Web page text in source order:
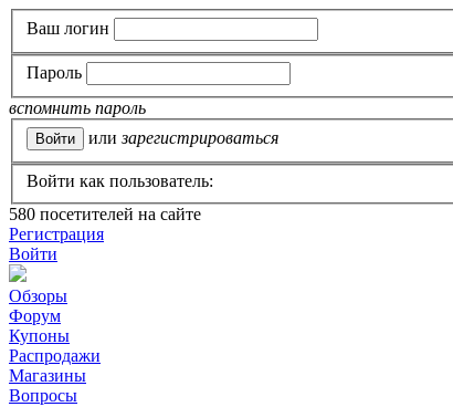
Ваш логин
Пароль
вспомнить пароль
или зарегистрироваться
Войти как пользователь:
580 посетителей на сайте
Регистрация
Войти
Обзоры
Форум
Купоны
Распродажи
Магазины
Вопросы